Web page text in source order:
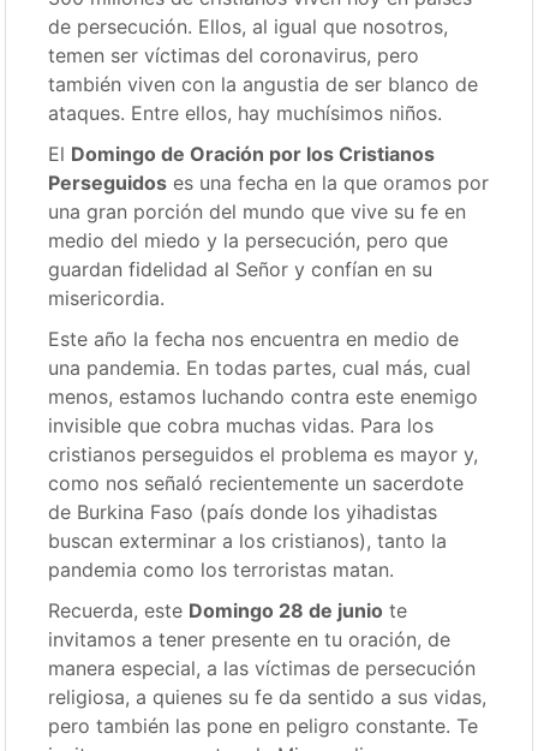
de persecución. Ellos, al igual que nosotros,
temen ser víctimas del coronavirus, pero
también viven con la angustia de ser blanco de
ataques. Entre ellos, hay muchísimos niños.
El Domingo de Oración por los Cristianos
Perseguidos es una fecha en la que oramos por
una gran porción del mundo que vive su fe en
medio del miedo y la persecución, pero que
guardan fidelidad al Señor y confían en su
misericordia.
Este año la fecha nos encuentra en medio de
una pandemia. En todas partes, cual más, cual
menos, estamos luchando contra este enemigo
invisible que cobra muchas vidas. Para los
cristianos perseguidos el problema es mayor y,
como nos señaló recientemente un sacerdote
de Burkina Faso (país donde los yihadistas
buscan exterminar a los cristianos), tanto la
pandemia como los terroristas matan.
Recuerda, este Domingo 28 de junio te
invitamos a tener presente en tu oración, de
manera especial, a las víctimas de persecución
religiosa, a quienes su fe da sentido a sus vidas,
pero también las pone en peligro constante. Te